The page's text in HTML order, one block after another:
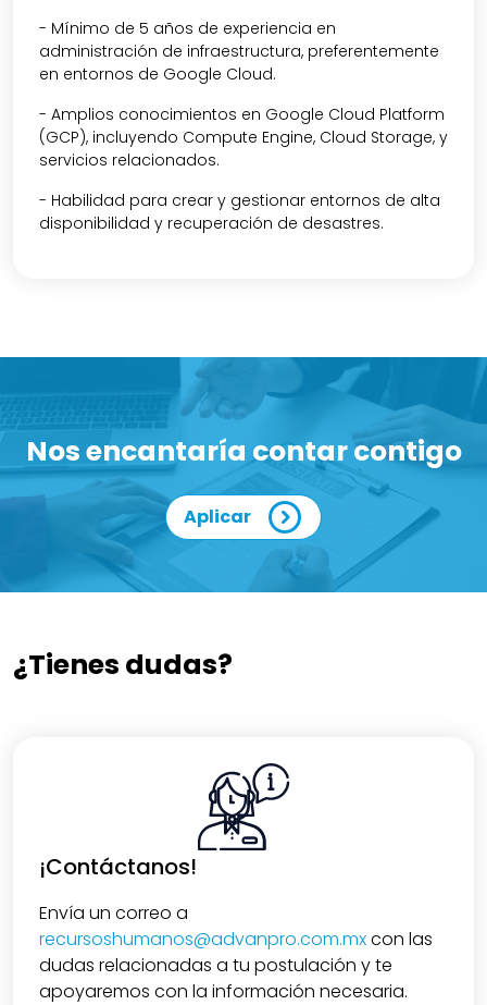
- Mínimo de 5 años de experiencia en
administración de infraestructura, preferentemente
en entornos de Google Cloud.
- Amplios conocimientos en Google Cloud Platform
(GCP), incluyendo Compute Engine, Cloud Storage, y
servicios relacionados.
- Habilidad para crear y gestionar entornos de alta
disponibilidad y recuperación de desastres.
Nos encantaría contar contigo
Aplicar
¿Tienes dudas?
¡Contáctanos!
Envía un correo a
recursoshumanos@advanpro.com.mxcon las
dudas relacionadas a tu postulación y te
apoyaremos con la información necesaria.